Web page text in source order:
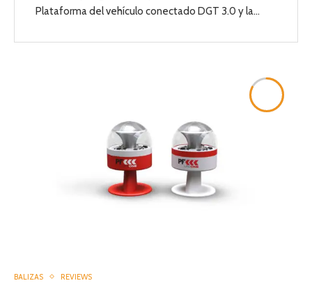
Plataforma del vehículo conectado DGT 3.0 y la…
BALIZAS REVIEWS